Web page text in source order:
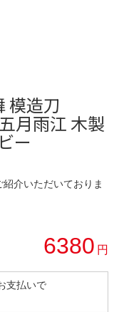
模造刀
月雨江 木製
ー
介いただいておりま
6380 円
支払いで